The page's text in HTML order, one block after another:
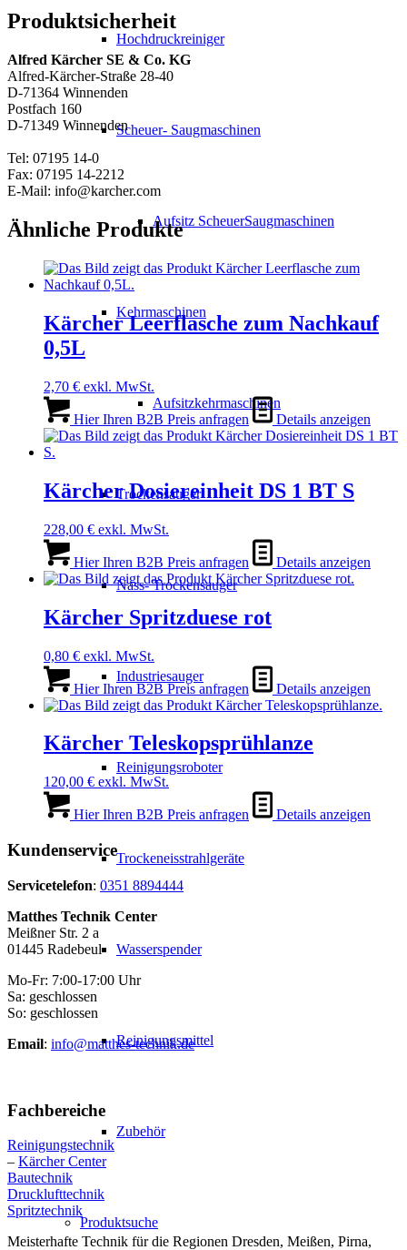
Hochdruckreiniger
Scheuer- Saugmaschinen
Aufsitz ScheuerSaugmaschinen
Kehrmaschinen
Aufsitzkehrmaschinen
Trockensauger
Nass- Trockensauger
Industriesauger
Reinigungsroboter
Trockeneisstrahlgeräte
Wasserspender
Reinigungsmittel
Zubehör
Produktsuche
Produktsicherheit
Alfred Kärcher SE & Co. KG
Alfred-Kärcher-Straße 28-40
D-71364 Winnenden
Postfach 160
D-71349 Winnenden
Tel: 07195 14-0
Fax: 07195 14-2212
E-Mail: info@karcher.com
Ähnliche Produkte
Kärcher Leerflasche zum Nachkauf
0,5L
2,70 € exkl. MwSt.
Hier Ihren B2B Preis anfragen Details anzeigen
Kärcher Dosiereinheit DS 1 BT S
228,00 € exkl. MwSt.
Hier Ihren B2B Preis anfragen Details anzeigen
Kärcher Spritzduese rot
0,80 € exkl. MwSt.
Hier Ihren B2B Preis anfragen Details anzeigen
Kärcher Teleskopsprühlanze
120,00 € exkl. MwSt.
Hier Ihren B2B Preis anfragen Details anzeigen
Kundenservice
Servicetelefon: 0351 8894444
Matthes Technik Center
Meißner Str. 2 a
01445 Radebeul
Mo-Fr: 7:00-17:00 Uhr
Sa: geschlossen
So: geschlossen
Email: info@matthes-technik.de
Fachbereiche
Reinigungstechnik
– Kärcher Center
Bautechnik
Drucklufttechnik
Spritztechnik
Meisterhafte Technik für die Regionen Dresden, Meißen, Pirna,